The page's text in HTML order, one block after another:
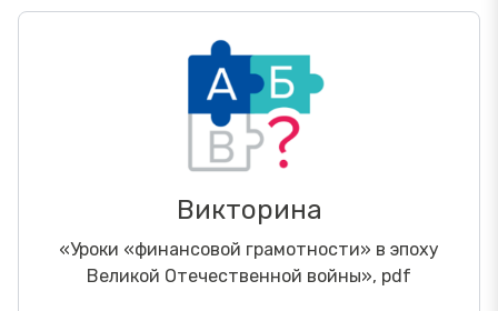
Викторина
«Уроки «финансовой грамотности» в эпоху
Великой Отечественной войны», pdf